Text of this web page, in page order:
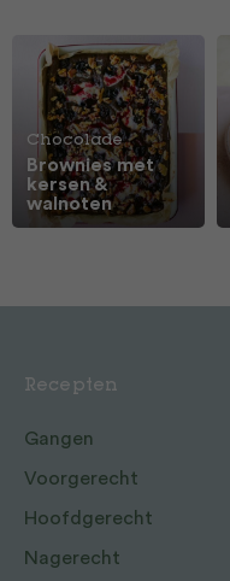
Chocolade
Brownies met
kersen &
walnoten
Recepten
Gangen
Voorgerecht
Hoofdgerecht
Nagerecht